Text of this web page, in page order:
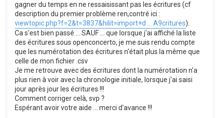
gagner du temps en ne ressaisissant pas les écritures (cf
description du premier problème ren,contré ici :
viewtopic.php?f=2&t=3837&hilit=import+d ... A9critures).
Ca s'est bien passé ... SAUF ... que lorsque j'ai affiché la liste
des écritures sous openconcerto, je me suis rendu compte
que les numérotation des écritures n'était plus la même que
celle de mon fichier .csv
Je me retrouve avec des écritures dont la numérotation n'a
plus rien à voir avec la chronologie initiale, lorsque j'ai saisi
jour après jour les écritures !!!
Comment corriger celà, svp ?
Espérant avoir votre aide ... merci d'avance !!!